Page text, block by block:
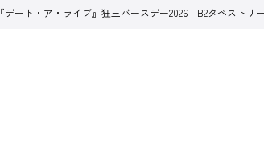
『デート・ア・ライブ』狂三バースデー2026 B2タペストリ